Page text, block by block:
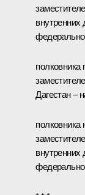
полковника
Дагестан –
полковника